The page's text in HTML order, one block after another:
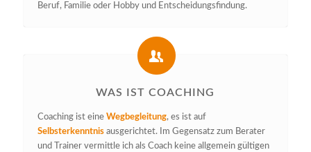
Beruf, Familie oder Hobby und Entscheidungsfindung.
WAS IST COACHING
Coaching ist eine Wegbegleitung, es ist auf
Selbsterkenntnisausgerichtet. Im Gegensatz zum Berater
und Trainer vermittle ich als Coach keine allgemein gültigen